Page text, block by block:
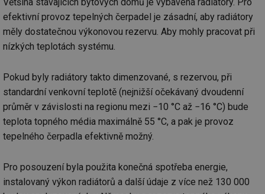
efektivní provoz tepelných čerpadel je zásadní, aby radiátory
měly dostatečnou výkonovou rezervu. Aby mohly pracovat při
nízkých teplotách systému.
Pokud byly radiátory takto dimenzované, s rezervou, při
standardní venkovní teplotě (nejnižší očekávaný dvoudenní
průměr v závislosti na regionu mezi −10 °C až −16 °C) bude
teplota topného média maximálně 55 °C, a pak je provoz
tepelného čerpadla efektivně možný.
Pro posouzení byla použita konečná spotřeba energie,
instalovaný výkon radiátorů a další údaje z více než 130 000